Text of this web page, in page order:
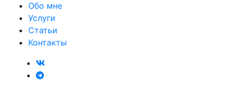
Обо мне
Услуги
Статьи
Контакты